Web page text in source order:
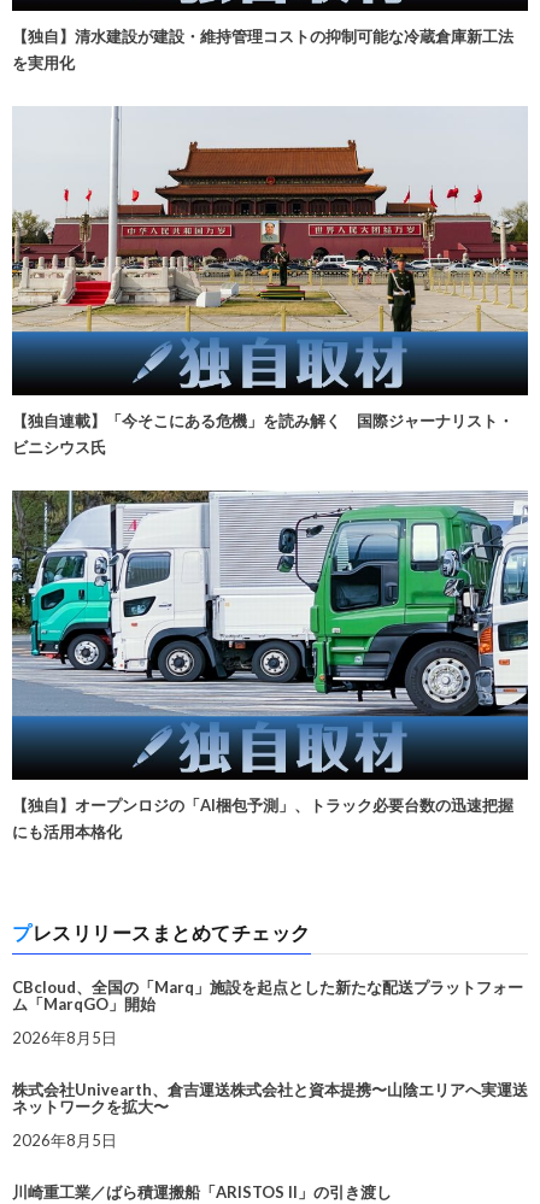
【独自】清水建設が建設・維持管理コストの抑制可能な冷蔵倉庫新工法
を実用化
【独自連載】「今そこにある危機」を読み解く 国際ジャーナリスト・
ビニシウス氏
【独自】オープンロジの「AI梱包予測」、トラック必要台数の迅速把握
にも活用本格化
プレスリリースまとめてチェック
CBcloud、全国の「Marq」施設を起点とした新たな配送プラットフォー
ム「MarqGO」開始
2026年8月5日
株式会社Univearth、倉吉運送株式会社と資本提携〜山陰エリアへ実運送
ネットワークを拡大〜
2026年8月5日
川崎重工業／ばら積運搬船「ARISTOS II」の引き渡し